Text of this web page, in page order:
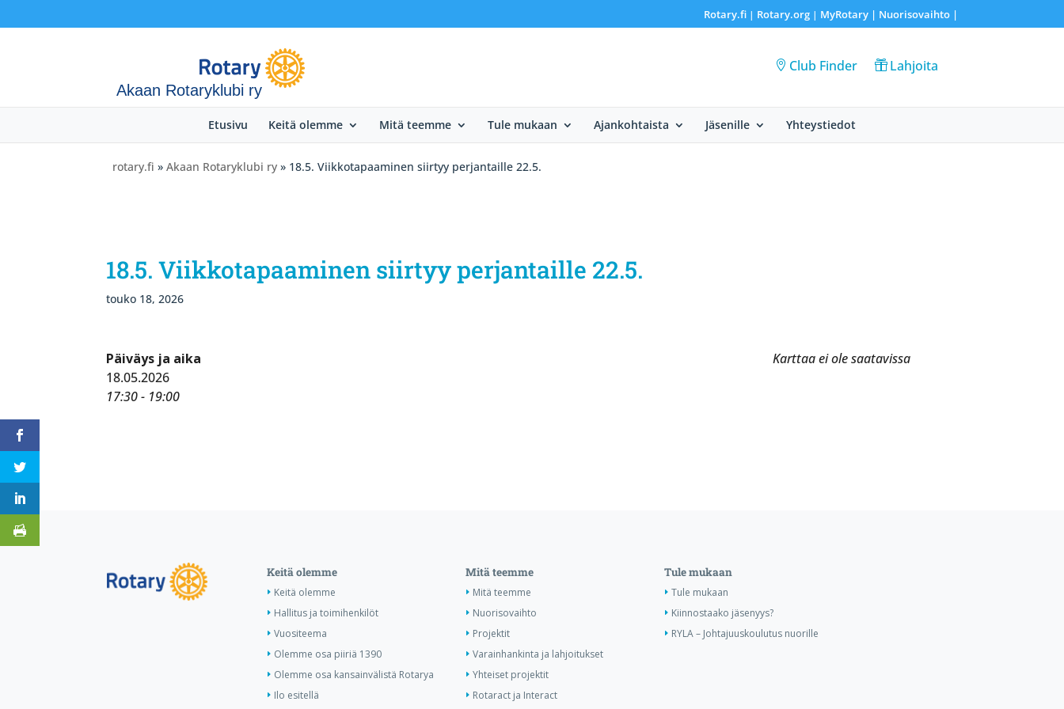
Rotary.fi| Rotary.org| MyRotary | Nuorisovaihto|
Akaan Rotaryklubi ry
Club Finder Lahjoita
Etusivu Keitä olemme Mitä teemme Tule mukaan Ajankohtaista Jäsenille Yhteystiedot
rotary.fi » Akaan Rotaryklubi ry » 18.5. Viikkotapaaminen siirtyy perjantaille 22.5.
18.5. Viikkotapaaminen siirtyy perjantaille 22.5.
touko 18, 2026
Karttaa ei ole saatavissa
Päiväys ja aika
18.05.2026
17:30 - 19:00
Keitä olemme
Keitä olemme
Hallitus ja toimihenkilöt
Vuositeema
Olemme osa piiriä 1390
Olemme osa kansainvälistä Rotarya
Ilo esitellä
Mitä teemme
Mitä teemme
Nuorisovaihto
Projektit
Varainhankinta ja lahjoitukset
Yhteiset projektit
Rotaract ja Interact
Tule mukaan
Tule mukaan
Kiinnostaako jäsenyys?
RYLA – Johtajuuskoulutus nuorille